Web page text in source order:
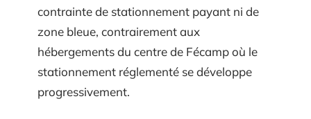
contrainte de stationnement payant ni de
zone bleue, contrairement aux
hébergements du centre de Fécamp où le
stationnement réglementé se développe
progressivement.